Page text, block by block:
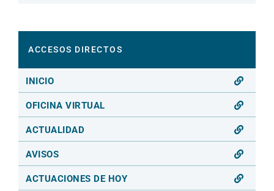
ACCESOS DIRECTOS
INICIO
OFICINA VIRTUAL
ACTUALIDAD
AVISOS
ACTUACIONES DE HOY